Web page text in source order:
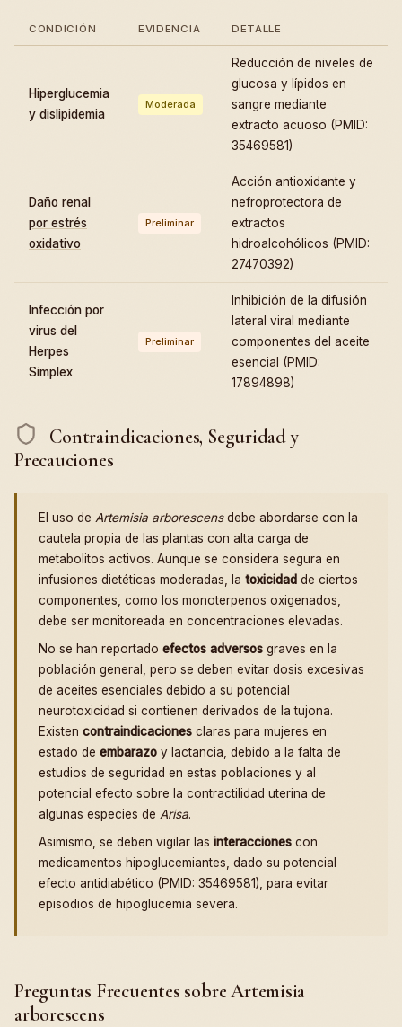
CONDICIÓN EVIDENCIA DETALLE
Hiperglucemia
y dislipidemia
Moderada
Reducción de niveles de
glucosa y lípidos en
sangre mediante
extracto acuoso (PMID:
35469581)
Daño renal
por estrés
oxidativo
Preliminar
Acción antioxidante y
nefroprotectora de
extractos
hidroalcohólicos (PMID:
27470392)
Infección por
virus del
Herpes
Simplex
Preliminar
Inhibición de la difusión
lateral viral mediante
componentes del aceite
esencial (PMID:
17894898)
Contraindicaciones, Seguridad y
Precauciones
El uso de Artemisia arborescensdebe abordarse con la
cautela propia de las plantas con alta carga de
metabolitos activos. Aunque se considera segura en
infusiones dietéticas moderadas, la toxicidad de ciertos
componentes, como los monoterpenos oxigenados,
debe ser monitoreada en concentraciones elevadas.
No se han reportado efectos adversos graves en la
población general, pero se deben evitar dosis excesivas
de aceites esenciales debido a su potencial
neurotoxicidad si contienen derivados de la tujona.
Existen contraindicaciones claras para mujeres en
estado de embarazo y lactancia, debido a la falta de
estudios de seguridad en estas poblaciones y al
potencial efecto sobre la contractilidad uterina de
algunas especies de Arisa.
Asimismo, se deben vigilar las interacciones con
medicamentos hipoglucemiantes, dado su potencial
efecto antidiabético (PMID: 35469581), para evitar
episodios de hipoglucemia severa.
Preguntas Frecuentes sobre Artemisia
arborescens